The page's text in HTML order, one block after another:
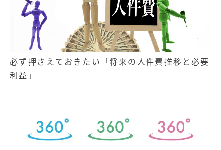
必ず押さえておきたい「将来の人件費推移と必要
利益」